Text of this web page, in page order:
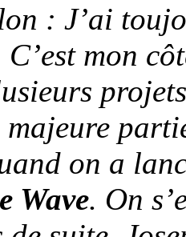
: J’ai
C’est mon
on a
Wave. On